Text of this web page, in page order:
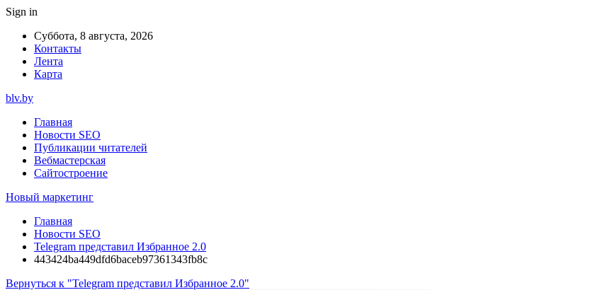
Sign in
Суббота, 8 августа, 2026
Контакты
Лента
Карта
blv.by
Главная
Новости SEO
Публикации читателей
Вебмастерская
Сайтостроение
Новый маркетинг
Главная
Новости SEO
Telegram представил Избранное 2.0
443424ba449dfd6baceb97361343fb8c
Вернуться к "Telegram представил Избранное 2.0"